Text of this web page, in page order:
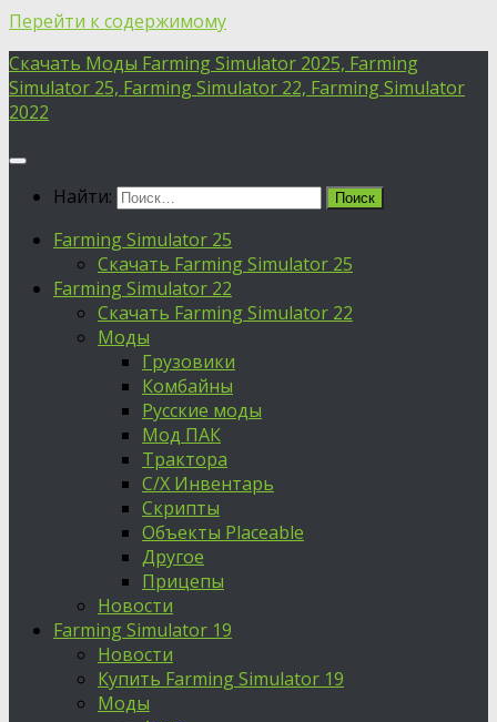
Перейти к содержимому
Скачать Моды Farming Simulator 2025, Farming
Simulator 25, Farming Simulator 22, Farming Simulator
2022
Найти:
Farming Simulator 25
Скачать Farming Simulator 25
Farming Simulator 22
Скачать Farming Simulator 22
Моды
Грузовики
Комбайны
Русские моды
Мод ПАК
Трактора
С/Х Инвентарь
Скрипты
Объекты Placeable
Другое
Прицепы
Новости
Farming Simulator 19
Новости
Купить Farming Simulator 19
Моды